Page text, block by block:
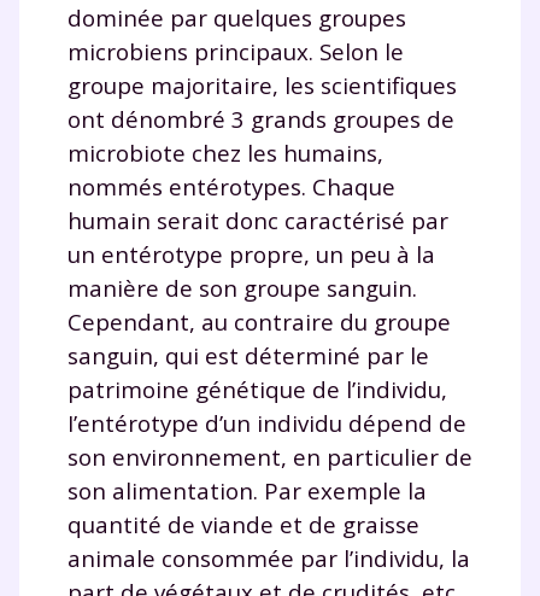
dominée par quelques groupes
microbiens principaux. Selon le
groupe majoritaire, les scientifiques
ont dénombré 3 grands groupes de
microbiote chez les humains,
nommés entérotypes. Chaque
humain serait donc caractérisé par
un entérotype propre, un peu à la
manière de son groupe sanguin.
Cependant, au contraire du groupe
sanguin, qui est déterminé par le
patrimoine génétique de l’individu,
I’entérotype d’un individu dépend de
son environnement, en particulier de
son alimentation. Par exemple la
quantité de viande et de graisse
animale consommée par l’individu, la
Envie de progresser
et de réussir votre
année scolaire ?
Testez gratuitement
pendant 24h notre
plateforme de soutien
scolaire !
Fiches de cours et vidéos,exercices
corrigés, podcasts de révisions
Unespace dédié aux parents pour
suivre les progrès